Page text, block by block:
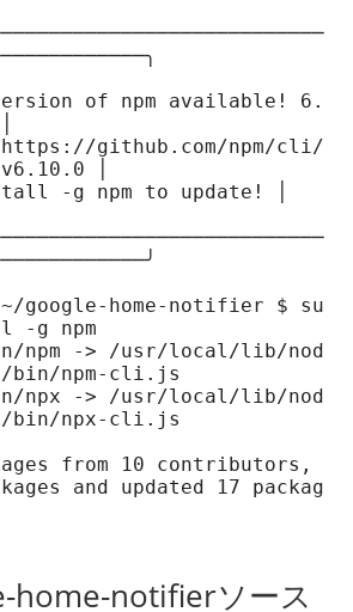
version of npm available! 6.
https://github.com/npm/cli/
│
-g npm to update! │
google-home-notifier $ su
-g npm
npm -> /usr/local/lib/nod
bin/npm-cli.js
npx -> /usr/local/lib/nod
bin/npx-cli.js
from 10 contributors,
and updated 17 packag
home-notifierソース